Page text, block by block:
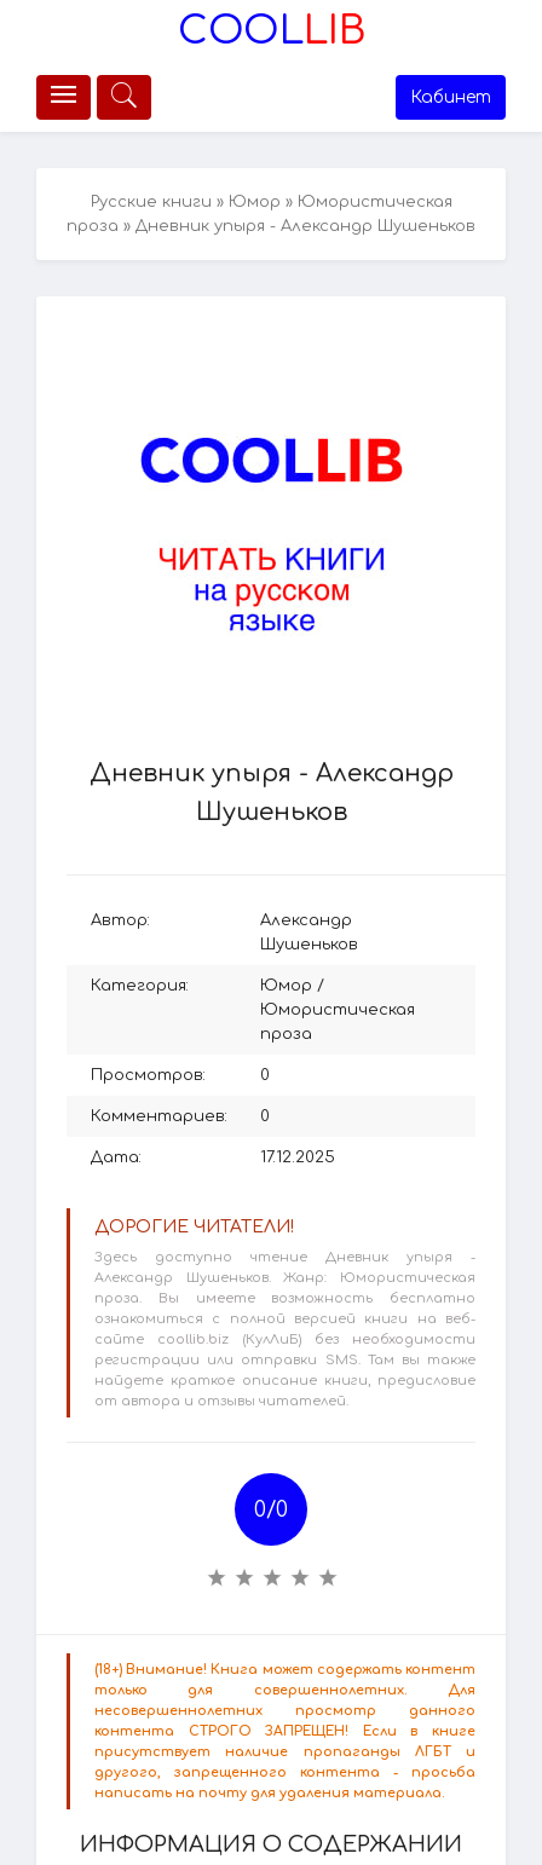
COOLLIB
Кабинет
Русские книги » Юмор » Юмористическая
проза » Дневник упыря - Александр Шушеньков
Дневник упыря - Александр
Шушеньков
Автор:
Александр
Шушеньков
Категория: Юмор /
Юмористическая
проза
Просмотров: 0
Комментариев: 0
Дата: 17.12.2025
ДОРОГИЕ ЧИТАТЕЛИ!
Здесь доступно чтение Дневник упыря -
Александр Шушеньков. Жанр: Юмористическая
проза. Вы имеете возможность бесплатно
ознакомиться с полной версией книги на веб-
сайте coollib.biz (КулЛиБ) без необходимости
регистрации или отправки SMS. Там вы также
найдете краткое описание книги, предисловие
от автора и отзывы читателей.
0/0
(18+) Внимание! Книга может содержать контент
только для совершеннолетних. Для
несовершеннолетних просмотр данного
контента СТРОГО ЗАПРЕЩЕН! Если в книге
присутствует наличие пропаганды ЛГБТ и
другого, запрещенного контента - просьба
написать на почту для удаления материала.
ИНФОРМАЦИЯ О СОДЕРЖАНИИ